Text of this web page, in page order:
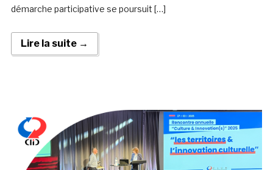
démarche participative se poursuit […]
Lire la suite →